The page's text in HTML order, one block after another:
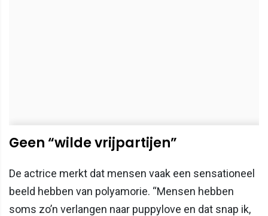
Geen “wilde vrijpartijen”
De actrice merkt dat mensen vaak een sensationeel
beeld hebben van polyamorie. “Mensen hebben
soms zo’n verlangen naar puppylove en dat snap ik,